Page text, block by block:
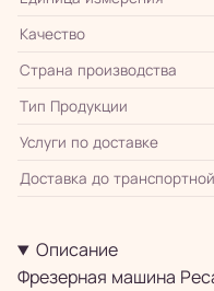
Качество
Страна производства
Тип Продукции
Услуги по доставке
Доставка до
Описание
Фрезерная машина